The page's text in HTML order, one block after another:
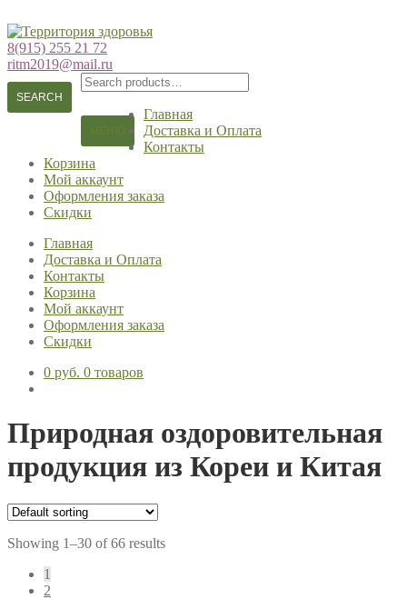
Перейти
к
навигации
Перейти
к
содержимому
8(915) 255 21 72
ritm2019@mail.ru
Search
for:
SEARCH
Главная
Доставка и Оплата
Контакты
Корзина
Мой аккаунт
Оформления заказа
Скидки
Главная
Доставка и Оплата
Контакты
Корзина
Мой аккаунт
Оформления заказа
Скидки
0 руб. 0 товаров
Природная оздоровительная
продукция из Кореи и Китая
Showing 1–30 of 66 results
1
2